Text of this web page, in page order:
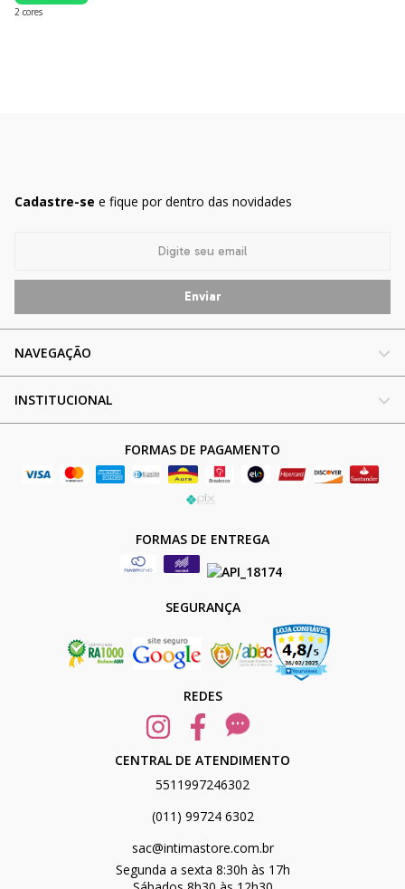
2 cores
Cadastre-se e fique por dentro das novidades
NAVEGAÇÃO
INSTITUCIONAL
FORMAS DE PAGAMENTO
FORMAS DE ENTREGA
SEGURANÇA
REDES
CENTRAL DE ATENDIMENTO
5511997246302
(011) 99724 6302
sac@intimastore.com.br
Segunda a sexta 8:30h às 17h